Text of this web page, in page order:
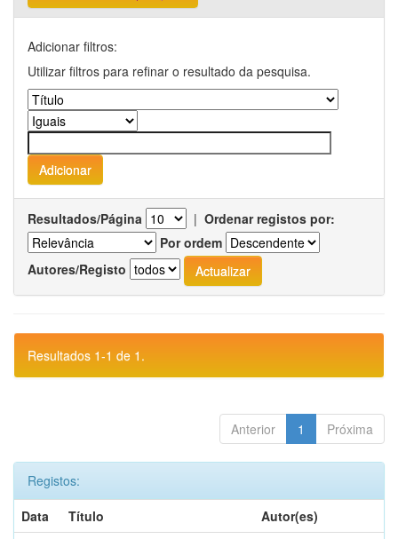
Adicionar filtros:
Utilizar filtros para refinar o resultado da pesquisa.
Resultados/Página | Ordenar registos por:
Por ordem
Autores/Registo
Resultados 1-1 de 1.
Anterior 1 Próxima
Registos:
Data
Título
Autor(es)